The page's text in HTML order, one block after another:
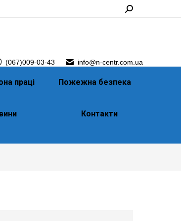
Search:
(067)009-03-43 info@n-centr.com.ua
праці Пожежна безпека
Контакти